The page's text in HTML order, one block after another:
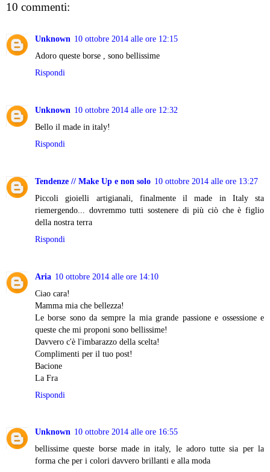
10 commenti:
Unknown 10 ottobre 2014 alle ore 12:15
Adoro queste borse , sono bellissime
Rispondi
Unknown 10 ottobre 2014 alle ore 12:32
Bello il made in italy!
Rispondi
Tendenze // Make Up e non solo 10 ottobre 2014 alle ore 13:27
Piccoli gioielli artigianali, finalmente il made in Italy sta
riemergendo... dovremmo tutti sostenere di più ciò che è figlio
della nostra terra
Rispondi
Aria 10 ottobre 2014 alle ore 14:10
Ciao cara!
Mamma mia che bellezza!
Le borse sono da sempre la mia grande passione e ossessione e
queste che mi proponi sono bellissime!
Davvero c'è l'imbarazzo della scelta!
Complimenti per il tuo post!
Bacione
La Fra
Rispondi
Unknown 10 ottobre 2014 alle ore 16:55
bellissime queste borse made in italy, le adoro tutte sia per la
forma che per i colori davvero brillanti e alla moda